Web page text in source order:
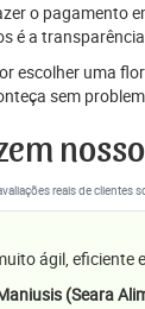
o pagamento
é a
escolher uma
sem
reais de clientes
ágil, eficiente
(Seara